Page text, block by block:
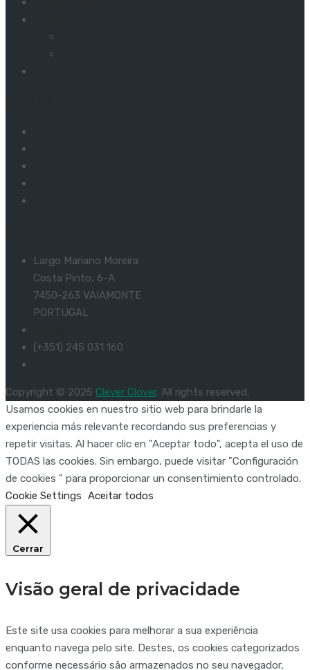
Largo Mariano Moreira
Costa Pinto, 6-A
7450-263 VAIAMONTE
PORTUGAL
(+351) 245 031 160
Copyright © 2025 Clever Clover. All rights reserved.
Usamos cookies en nuestro sitio web para brindarle la
experiencia más relevante recordando sus preferencias y
repetir visitas. Al hacer clic en "Aceptar todo", acepta el uso de
TODAS las cookies. Sin embargo, puede visitar "Configuración
de cookies " para proporcionar un consentimiento controlado.
Cookie Settings Aceitar todos
Cerrar
Visão geral de privacidade
Este site usa cookies para melhorar a sua experiência
enquanto navega pelo site. Destes, os cookies categorizados
conforme necessário são armazenados no seu navegador,